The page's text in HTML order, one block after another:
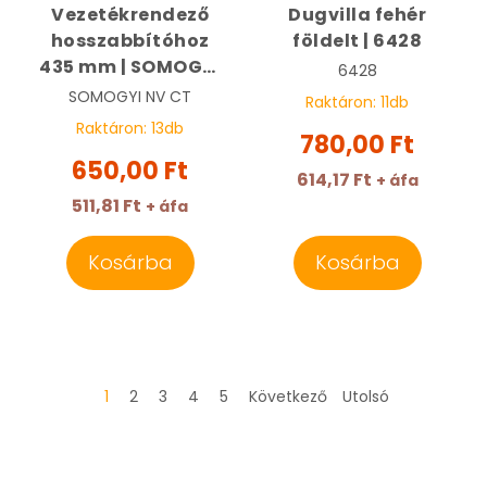
Vezetékrendező
hosszabbítóhoz
435 mm | SOMOGYI
NV CT
SOMOGYI NV CT
Raktáron: 13db
650,00 Ft
511,81 Ft + áfa
Kosárba
Dugvilla fehér
földelt | 6428
6428
Raktáron: 11db
780,00 Ft
614,17 Ft + áfa
Kosárba
1 2 3 4 5 Következő Utolsó